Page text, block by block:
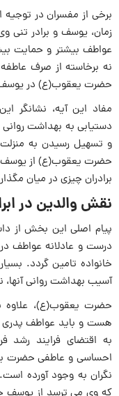
برخى از مفسران در
زمان، یوسف و برادر تنى
عواطف بیشتر و حمایت‌
نه برخاسته از صرف
حضرت یعقوب‌(ع) در
مفاد این آیه، نشانگر
دستیابى به بهداشت
و تسهیل رسیدن به
حضرت یعقوب‌(ع) از یوسف
برادران چیزى در میان
نقش والدین در
پیام اصلى این بخش از
درست و عادلانه عواطف
خانواده تامین گردد.
آسیب بهداشت روانی آنها،
حضرت یعقوب‌(ع)، علاوه
هست و باید عواطف پدرى
به اقتضاى فرایند رشد
احساسى و عاطفى حضرت
نگران به وجود آورده